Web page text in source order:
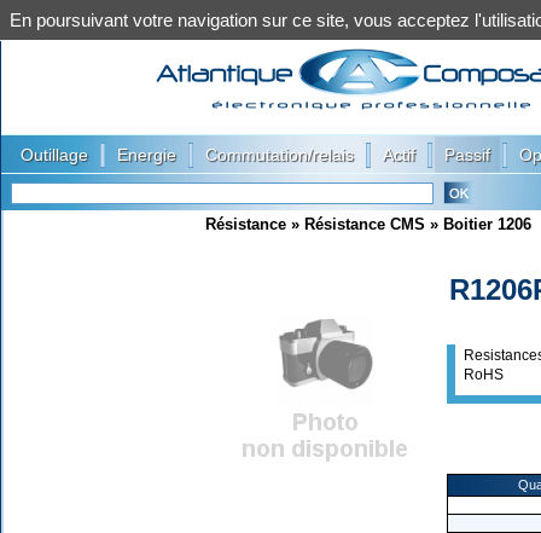
Outillage Energie Commutation/relais Actif Passif
Résistance » Résistance CMS » Boitier 1206
RoHS
En poursuivant votre navigation sur ce site, vous acceptez